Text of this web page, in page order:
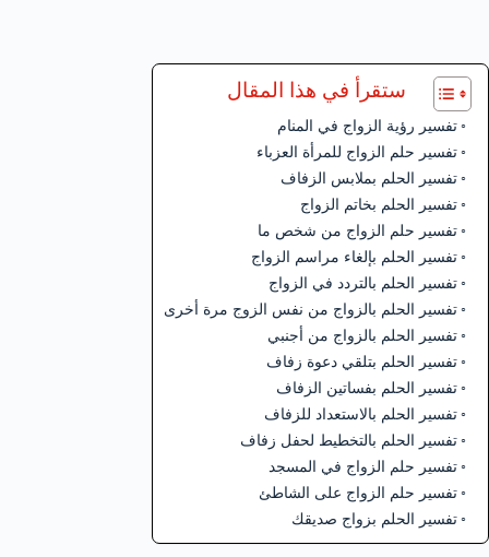
ستقرأ في هذا المقال
تفسير رؤية الزواج في المنام
تفسير حلم الزواج للمرأة العزباء
تفسير الحلم بملابس الزفاف
تفسير الحلم بخاتم الزواج
تفسير حلم الزواج من شخص ما
تفسير الحلم بإلغاء مراسم الزواج
تفسير الحلم بالتردد في الزواج
تفسير الحلم بالزواج من نفس الزوج مرة أخرى
تفسير الحلم بالزواج من أجنبي
تفسير الحلم بتلقي دعوة زفاف
تفسير الحلم بفساتين الزفاف
تفسير الحلم بالاستعداد للزفاف
تفسير الحلم بالتخطيط لحفل زفاف
تفسير حلم الزواج في المسجد
تفسير حلم الزواج على الشاطئ
تفسير الحلم بزواج صديقك